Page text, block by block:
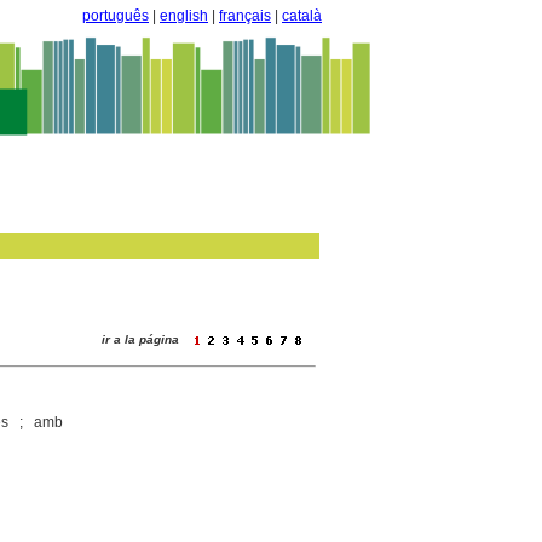
português english français català
ir a la página
; amb